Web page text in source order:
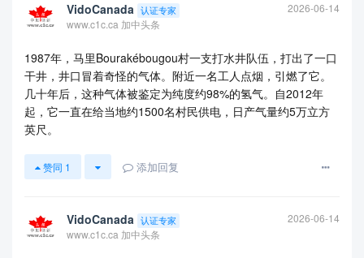
VidoCanada 认证专家
2026-06-14
www.c1c.ca 加中头条
1987年，马里Bourakébougou村一支打水井队伍，打出了一口
干井，井口冒着奇怪的气体。附近一名工人点烟，引燃了它。
几十年后，这种气体被鉴定为纯度约98%的氢气。自2012年
起，它一直在给当地约1500名村民供电，日产气量约5万立方
英尺。
赞同 1 添加回复
VidoCanada 认证专家
2026-06-14
www.c1c.ca 加中头条